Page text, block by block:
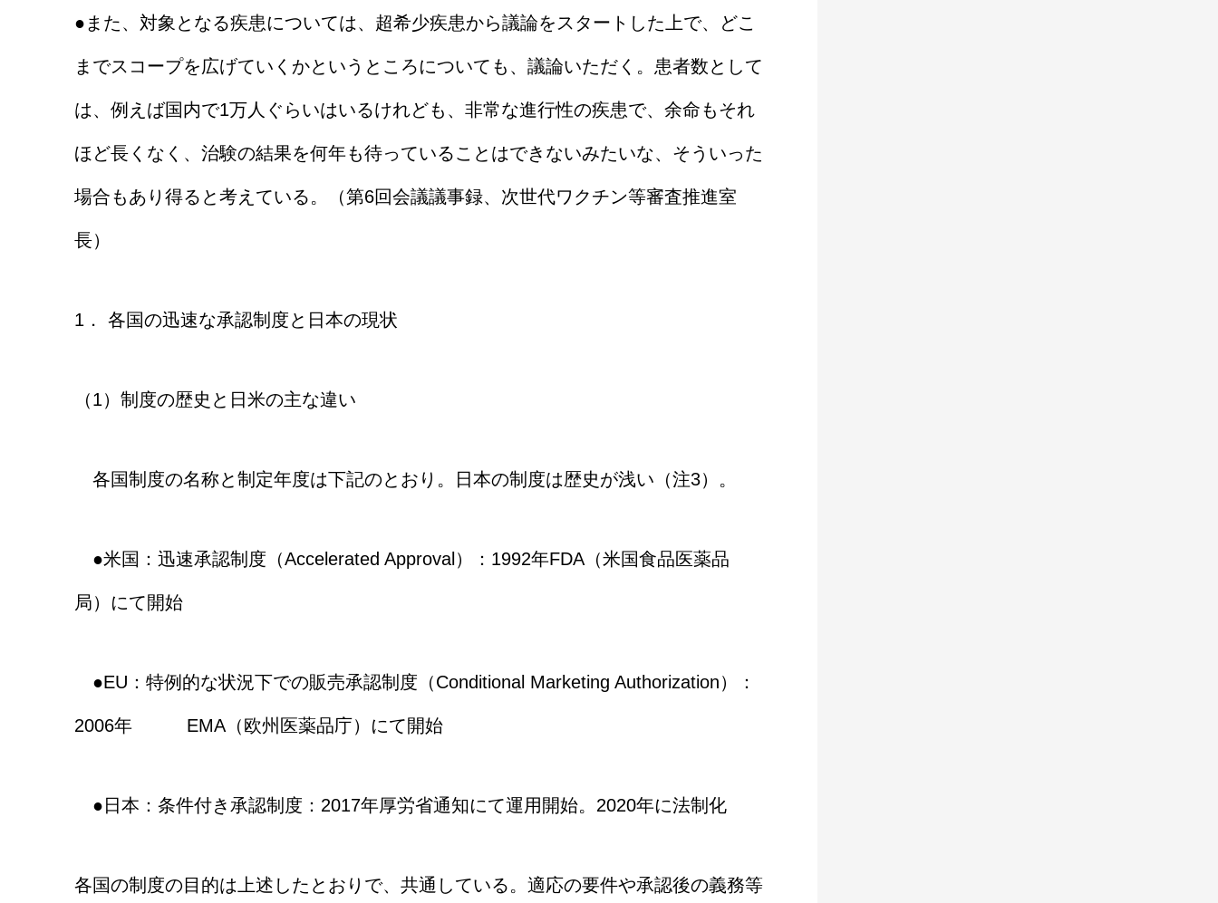
●また、対象となる疾患については、超希少疾患から議論をスタートした上で、どこ
までスコープを広げていくかというところについても、議論いただく。患者数として
は、例えば国内で1万人ぐらいはいるけれども、非常な進行性の疾患で、余命もそれ
ほど長くなく、治験の結果を何年も待っていることはできないみたいな、そういった
場合もあり得ると考えている。（第6回会議議事録、次世代ワクチン等審査推進室
長）
1． 各国の迅速な承認制度と日本の現状
（1）制度の歴史と日米の主な違い
各国制度の名称と制定年度は下記のとおり。日本の制度は歴史が浅い（注3）。
●米国：迅速承認制度（Accelerated Approval）：1992年FDA（米国食品医薬品
局）にて開始
●EU：特例的な状況下での販売承認制度（Conditional Marketing Authorization）：
2006年 EMA（欧州医薬品庁）にて開始
●日本：条件付き承認制度：2017年厚労省通知にて運用開始。2020年に法制化
各国の制度の目的は上述したとおりで、共通している。適応の要件や承認後の義務等